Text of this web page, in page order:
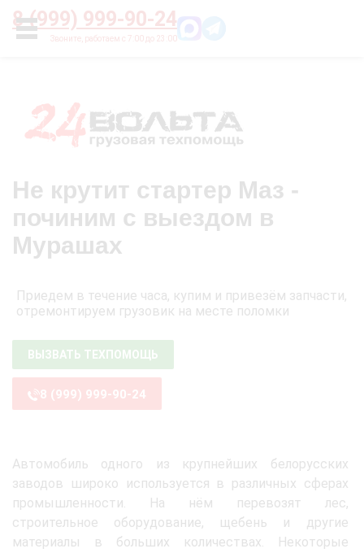
8 (999) 999-90-24
УСЛУГИ
Главная О нас Цены
Не крутит стартер Маз -
починим с выездом в
Мурашах
Приедем в течение часа, купим и привезём запчасти,
отремонтируем грузовик на месте поломки
ВЫЗВАТЬ ТЕХПОМОЩЬ
8 (999) 999-90-24
Автомобиль одного из крупнейших белорусских
заводов широко используется в различных сферах
промышленности. На нём перевозят лес,
строительное оборудование, щебень и другие
материалы в больших количествах. Некоторые